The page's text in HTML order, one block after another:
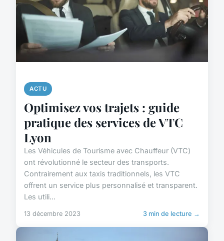
ACTU
Optimisez vos trajets : guide
pratique des services de VTC
Lyon
Les Véhicules de Tourisme avec Chauffeur (VTC)
ont révolutionné le secteur des transports.
Contrairement aux taxis traditionnels, les VTC
offrent un service plus personnalisé et transparent.
Les utili...
13 décembre 2023 3 min de lecture →